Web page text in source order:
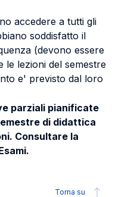
accedere a tutti gli
soddisfatto il
(devono essere
le lezioni del semestre
e' previsto dal loro
parziali pianificate
di didattica
Consultare la
Torna su